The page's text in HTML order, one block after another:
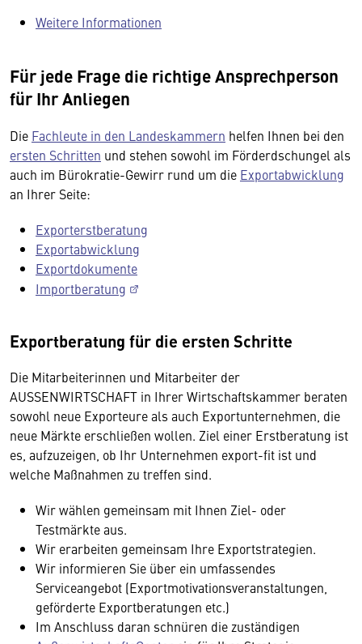
Weitere Informationen
Für jede Frage die richtige Ansprechperson
für Ihr Anliegen
Die Fachleute in den Landeskammern helfen Ihnen bei den
ersten Schritten und stehen sowohl im Förderdschungel als
auch im Bürokratie-Gewirr rund um die Exportabwicklung
an Ihrer Seite:
Exporterstberatung
Exportabwicklung
Exportdokumente
Importberatung
Exportberatung für die ersten Schritte
Die Mitarbeiterinnen und Mitarbeiter der
AUSSENWIRTSCHAFT in Ihrer Wirtschaftskammer beraten
sowohl neue Exporteure als auch Exportunternehmen, die
neue Märkte erschließen wollen. Ziel einer Erstberatung ist
es, aufzuzeigen, ob Ihr Unternehmen export-fit ist und
welche Maßnahmen zu treffen sind.
Wir wählen gemeinsam mit Ihnen Ziel- oder
Testmärkte aus.
Wir erarbeiten gemeinsam Ihre Exportstrategien.
Wir informieren Sie über ein umfassendes
Serviceangebot (Exportmotivationsveranstaltungen,
geförderte Exportberatungen etc.)
Im Anschluss daran schnüren die zuständigen